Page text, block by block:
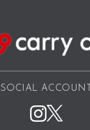
SOCIAL ACCOUNT